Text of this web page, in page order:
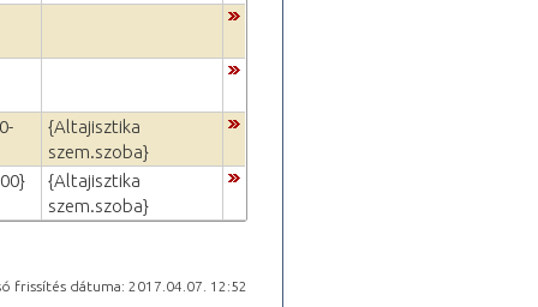
{Altajisztika
szem.szoba}
{Altajisztika
szem.szoba}
frissítés dátuma: 2017.04.07. 12:52